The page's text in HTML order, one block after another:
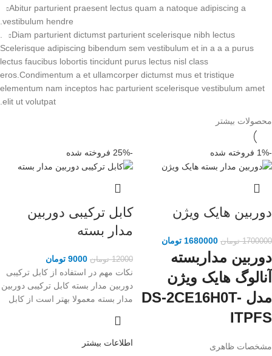
Abitur parturient praesent lectus quam a natoque adipiscing a
vestibulum hendre.
Diam parturient dictumst parturient scelerisque nibh lectus.
Scelerisque adipiscing bibendum sem vestibulum et in a a a purus
lectus faucibus lobortis tincidunt purus lectus nisl class
eros.Condimentum a et ullamcorper dictumst mus et tristique
elementum nam inceptos hac parturient scelerisque vestibulum amet
elit ut volutpat.
محصولات بیشتر
-1% فروخته شده
دوربین هایک ویژن
1700000 تومان 1680000 تومان
دوربین مداربسته
آنالوگ هایک ویژن
مدل DS-2CE16H0T-
ITPFS
مشخصات ظاهری
-25% فروخته شده
کابل ترکیبی دوربین
مدار بسته
12000 تومان 9000 تومان
نکات مهم در استفاده از کابل ترکیبی
دوربین مدار بسته کابل ترکیبی دوربین
مدار بسته معمولا بهتر است از کابل
اطلاعات بیشتر